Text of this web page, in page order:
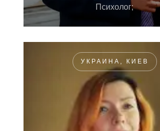
Психолог;
УКРАИНА, КИЕВ